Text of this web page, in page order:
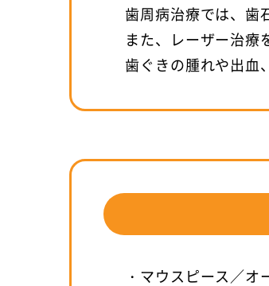
歯周病治療では、歯
また、レーザー治
歯ぐきの腫れや出血
・マウスピース／